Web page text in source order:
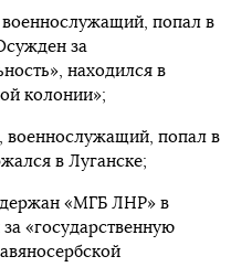
попал в
за
находился в
колонии»;
военнослужащий, попал в
в Луганске;
«МГБ ЛНР» в
«государственную